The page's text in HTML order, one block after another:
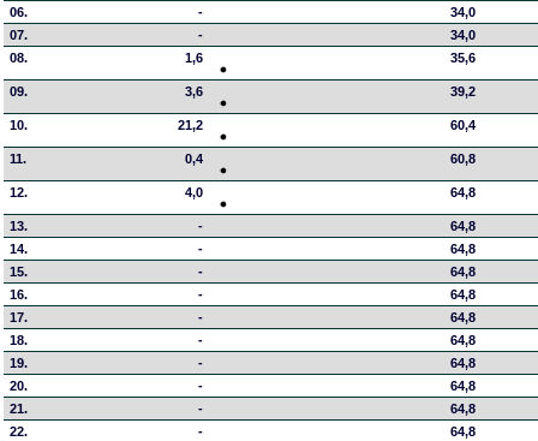
06.
-
34,0
07.
-
34,0
08.
1,6 35,6
09. 3,6 39,2
10. 21,2 60,4
11. 0,4 60,8
12. 4,0 64,8
13. -
64,8
14.
-
64,8
15.
-
64,8
16.
-
64,8
17.
-
64,8
18.
-
64,8
19.
-
64,8
20.
-
64,8
21.
-
64,8
22.
-
64,8